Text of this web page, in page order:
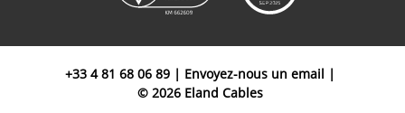
+33 4 81 68 06 89 | Envoyez-nous un email |
© 2026 Eland Cables